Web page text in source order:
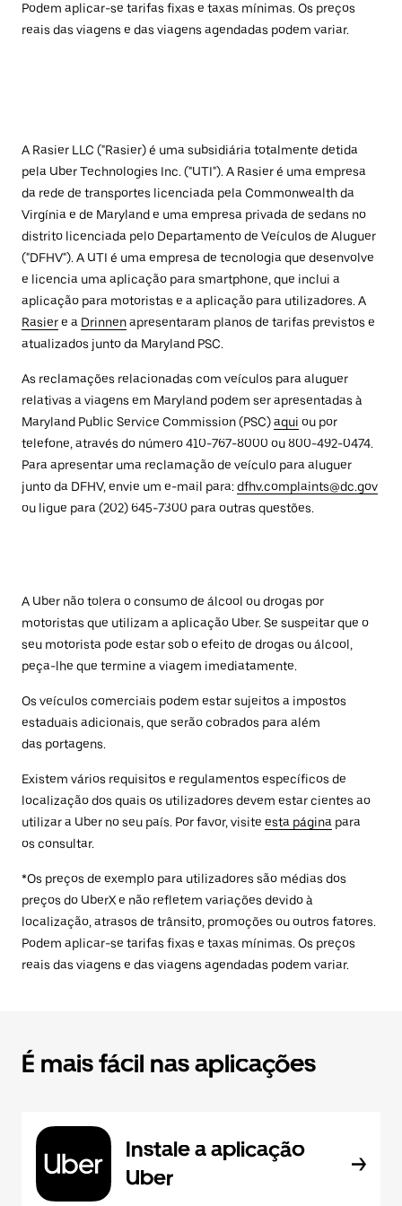
Podem aplicar-se tarifas fixas e taxas mínimas. Os preços
reais das viagens e das viagens agendadas podem variar.
A Rasier LLC ("Rasier) é uma subsidiária totalmente detida
pela Uber Technologies Inc. ("UTI"). A Rasier é uma empresa
da rede de transportes licenciada pela Commonwealth da
Virgínia e de Maryland e uma empresa privada de sedans no
distrito licenciada pelo Departamento de Veículos de Aluguer
("DFHV"). A UTI é uma empresa de tecnologia que desenvolve
e licencia uma aplicação para smartphone, que inclui a
aplicação para motoristas e a aplicação para utilizadores. A
Rasiere a Drinnenapresentaram planos de tarifas previstos e
atualizados junto da Maryland PSC.
As reclamações relacionadas com veículos para aluguer
relativas a viagens em Maryland podem ser apresentadas à
Maryland Public Service Commission (PSC)aqui ou por
telefone, através do número 410-767-8000 ou 800-492-0474.
Para apresentar uma reclamação de veículo para aluguer
junto da DFHV, envie um e-mail para:dfhv.complaints@dc.gov
ou ligue para (202) 645-7300 para outras questões.
A Uber não tolera o consumo de álcool ou drogas por
motoristas que utilizam a aplicação Uber. Se suspeitar que o
seu motorista pode estar sob o efeito de drogas ou álcool,
peça-lhe que termine a viagem imediatamente.
Os veículos comerciais podem estar sujeitos a impostos
estaduais adicionais, que serão cobrados para além
das portagens.
Existem vários requisitos e regulamentos específicos de
localização dos quais os utilizadores devem estar cientes ao
utilizar a Uber no seu país. Por favor, visite esta página para
os consultar.
*Os preços de exemplo para utilizadores são médias dos
preços do UberX e não refletem variações devido à
localização, atrasos de trânsito, promoções ou outros fatores.
Podem aplicar-se tarifas fixas e taxas mínimas. Os preços
reais das viagens e das viagens agendadas podem variar.
É mais fácil nas aplicações
Instale a aplicação
Uber